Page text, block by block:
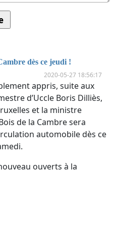
dès ce jeudi !
2020-05-27 18:56:17
appris, suite aux
d’Uccle Boris Dilliès,
et la ministre
de la Cambre sera
automobile dès ce
ouverts à la